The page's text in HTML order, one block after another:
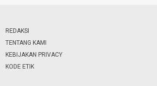
REDAKSI
TENTANG KAMI
KEBIJAKAN PRIVACY
KODE ETIK